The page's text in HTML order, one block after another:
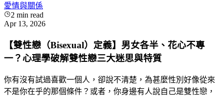
愛情與關係
2 min read
Apr 13, 2026
【雙性戀（Bisexual）定義】男女各半、花心不專
一？心理學破解雙性戀三大迷思與特質
你有沒有試過喜歡一個人，卻說不清楚，為甚麼性別好像從來
不是你在乎的那個條件？或者，你身邊有人說自己是雙性戀，